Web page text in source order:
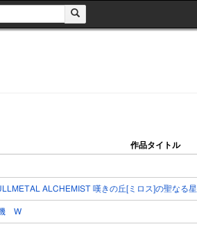
作品タイトル
ALCHEMIST 嘆きの丘[ミロス]の聖なる星
W